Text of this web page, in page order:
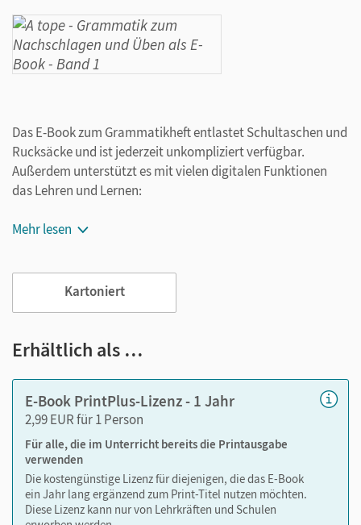
Das E-Book zum Grammatikheft entlastet Schultaschen und
Rucksäcke und ist jederzeit unkompliziert verfügbar.
Außerdem unterstützt es mit vielen digitalen Funktionen
das Lehren und Lernen:
Notizen erstellen
Text ergänzen
Lesezeichen hinzufügen
im Text suchen
sind seitengenau platziert, damit Sie und Ihre Schüler/-innen
jederzeit unkompliziert darauf zugreifen können. So
gestalten Sie das Lehren und Lernen zeitsparend und
abwechslungsreich.
Medien in diesem E-Book:
Mehr lesen
Kartoniert
Erhältlich als …
E-Book PrintPlus-Lizenz - 1 Jahr
2,99 EUR für 1 Person
Für alle, die im Unterricht bereits die Printausgabe
verwenden
Die kostengünstige Lizenz für diejenigen, die das E-Book
ein Jahr lang ergänzend zum Print-Titel nutzen möchten.
Diese Lizenz kann nur von Lehrkräften und Schulen